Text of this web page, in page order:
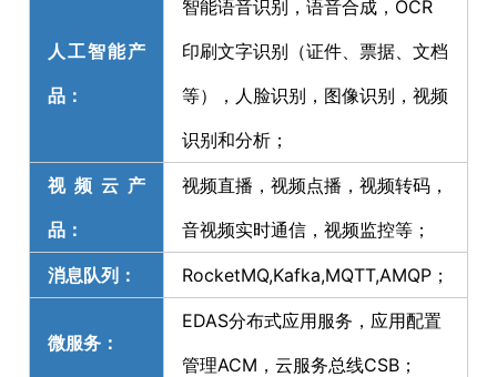
人工智能产
品：
智能语音识别，语音合成，OCR
印刷文字识别（证件、票据、文档
等），人脸识别，图像识别，视频
识别和分析；
视频云产
品：
视频直播，视频点播，视频转码，
音视频实时通信，视频监控等；
消息队列： RocketMQ,Kafka,MQTT,AMQP；
微服务：
EDAS分布式应用服务，应用配置
管理ACM，云服务总线CSB；